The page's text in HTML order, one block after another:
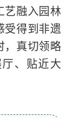
艺融入园林
受得到非遗
，真切领略
、贴近大